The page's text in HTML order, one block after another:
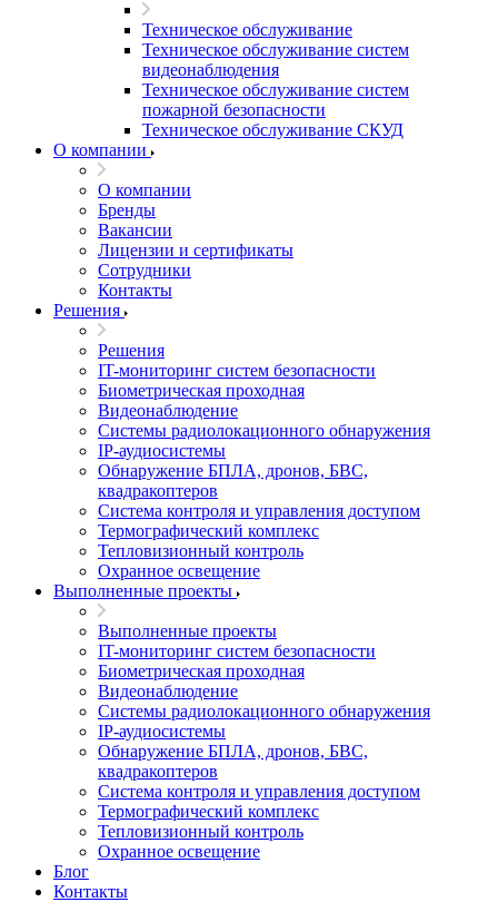
Техническое обслуживание
Техническое обслуживание систем
видеонаблюдения
Техническое обслуживание систем
пожарной безопасности
Техническое обслуживание СКУД
О компании
О компании
Бренды
Вакансии
Лицензии и сертификаты
Сотрудники
Контакты
Решения
Решения
IT-мониторинг систем безопасности
Биометрическая проходная
Видеонаблюдение
Системы радиолокационного обнаружения
IP-аудиосистемы
Обнаружение БПЛА, дронов, БВС,
квадракоптеров
Система контроля и управления доступом
Термографический комплекс
Тепловизионный контроль
Охранное освещение
Выполненные проекты
Выполненные проекты
IT-мониторинг систем безопасности
Биометрическая проходная
Видеонаблюдение
Системы радиолокационного обнаружения
IP-аудиосистемы
Обнаружение БПЛА, дронов, БВС,
квадракоптеров
Система контроля и управления доступом
Термографический комплекс
Тепловизионный контроль
Охранное освещение
Блог
Контакты